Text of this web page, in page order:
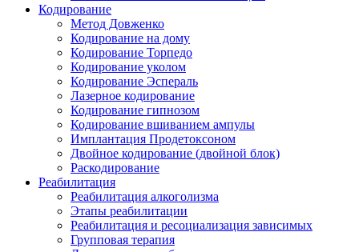
Кодирование
Метод Довженко
Кодирование на дому
Кодирование Торпедо
Кодирование уколом
Кодирование Эспераль
Лазерное кодирование
Кодирование гипнозом
Кодирование вшиванием ампулы
Имплантация Продетоксоном
Двойное кодирование (двойной блок)
Раскодирование
Реабилитация
Реабилитация алкоголизма
Этапы реабилитации
Реабилитация и ресоциализация зависимых
Групповая терапия